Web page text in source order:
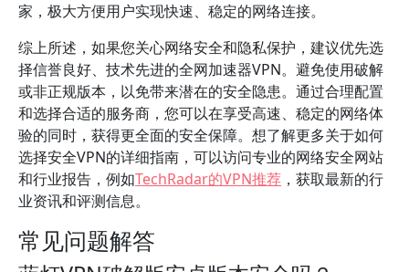
家，极大方便用户实现快速、稳定的网络连接。
综上所述，如果您关心网络安全和隐私保护，建议优先选
择信誉良好、技术先进的全网加速器VPN。避免使用破解
或非正规版本，以免带来潜在的安全隐患。通过合理配置
和选择合适的服务商，您可以在享受高速、稳定的网络体
验的同时，获得更全面的安全保障。想了解更多关于如何
选择安全VPN的详细指南，可以访问专业的网络安全网站
和行业报告，例如TechRadar的VPN推荐 ，获取最新的行
业资讯和评测信息。
常见问题解答